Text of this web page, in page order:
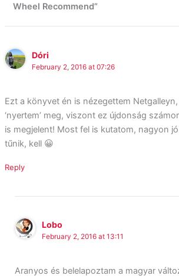
Wheel Recommend”
Dóri
February 2, 2016 at 07:26
Ezt a könyvet én is nézegettem
‘nyertem’ meg, viszont ez újdonság
is megjelent! Most fel is kutatom, nagyon
tűnik, kell 😀
Reply
Lobo
February 2, 2016 at 13:11
Aranyos és belelapoztam a magyar